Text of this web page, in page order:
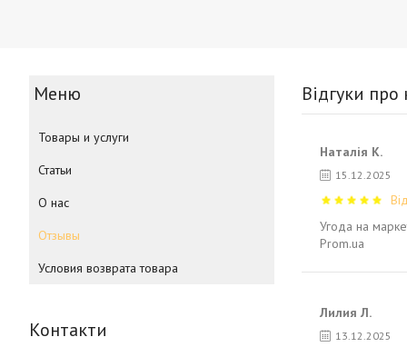
Відгуки
Наталія К.
15.12.2025
Угода на
Prom.ua
Лилия Л.
13.12.2025
Товары и услуги
Статьи
О нас
Отзывы
Условия возврата товара
Контакти